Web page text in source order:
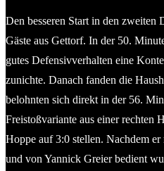
Den besseren Start in den zweiten
Gäste aus Gettorf. In der 50.
gutes Defensivverhalten eine
zunichte. Danach fanden die
belohnten sich direkt in der 56.
Freistoßvariante aus einer rechten
Hoppe auf 3:0 stellen. Nachdem
und von Yannick Greier bedient